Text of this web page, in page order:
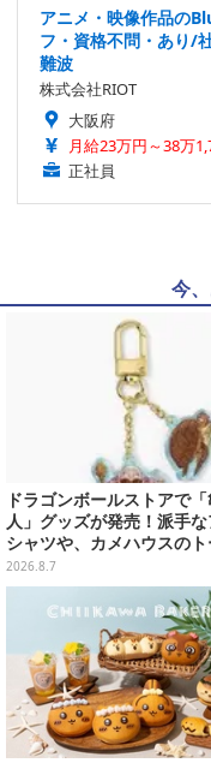
アニメ・映像作品の
フ・資格不問・あり/
難波
株式会社RIOT
大阪府
月給23万円～38万
正社員
今
ドラゴンボールストアで
人」グッズが発売！派手
シャツや、カメハウスの
ッグなど夏らしいアイテム
リ
2026.8.7